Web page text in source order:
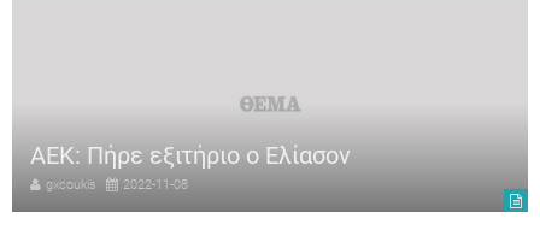
ΑΕΚ: Πήρε εξιτήριο ο Ελίασον
gxcoukis 2022-11-08